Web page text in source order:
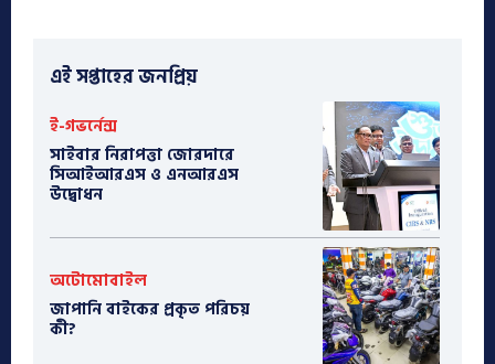
এই সপ্তাহের জনপ্রিয়
ই-গভর্নেন্স
সাইবার নিরাপত্তা জোরদারে
সিআইআরএস ও এনআরএস
উদ্বোধন
অটোমোবাইল
​জাপানি বাইকের প্রকৃত পরিচয়
কী?